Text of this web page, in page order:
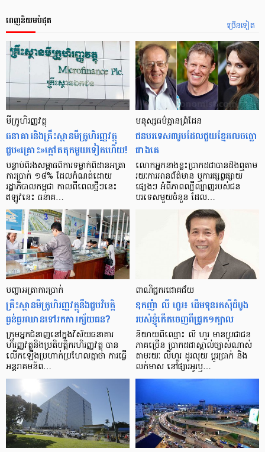
ច្រើនទៀត
ពេញនិយមបំផុត
មីក្រូ​ហិរញ្ញវត្ថុ
ធនាគារ​និង​គ្រឹះស្ថាន​មីក្រូ​ហិរញ្ញវត្ថុ​
ជួប«គ្រោះ»ក្តៅ​គគុក​មួយ​ទៀត​ហើយ!
បន្ទាប់​ពី​រង​សម្ពាធ​​ពី​ការ​ទម្លាក់​ពិដាន​អត្រា​
ការ​ប្រាក់ ១៨​% ដែល​កំណត់​ដោយ​
រដ្ឋាភិបាល​កម្ពុជា កាល​ពី​ពេល​ថ្មីៗ​នេះ
ឥឡូវ​នេះ ធនាគ…
មនុស្ស​ធម៌​គ្មាន​ព្រំដែន
ជន​បរទេស​៣​រូប​ដែល​ជួយ​ខ្មែរ​លេច​ធ្លោ​
ជាង​គេ
លោកអ្នក​នាង​ខ្លះ​ប្រាកដ​ជា​បាន​​ដឹង​ឮ​តាម​
រយៈ​ការ​អាន​ព័ត៌មាន ឬ​ការ​ផ្សព្វផ្សាយ​
ផ្សេងៗ អំពី​ភាព​ល្បីល្បាញ​របស់​ជន​
បរទេស​មួយ​ចំនួន ដែល…
បញ្ហា​អត្រា​ការប្រាក់
គ្រឹះស្ថាន​មីក្រូ​ហិរញ្ញវត្ថុ​នឹង​ជួប​វិបត្តិ​
ធ្ងន់ធ្ងរ​ឈាន​ទៅ​រក​ការ​ក្ស័យធន?
ក្រុម​អ្នក​ជំនាញ​នៅ​ក្នុង​វិស័យ​ធនាគារ
ហិរញ្ញវត្ថុ​និង​ប្រតិបត្តិករ​ហិរញ្ញ​វត្ថុ បាន​​
លើក​ឡើង​ប្រហាក់​ប្រហែល​គ្នា​ថា ការ​ធ្វើ​
អន្តរាគមន៍​ព…
ពាណិជ្ជករជោគជ័យ
ឧកញ៉ា លី ហួរ៖ ដើមទុនរកស៊ីដំបូង
របស់ខ្ញុំកើតចេញពីជ្រូក១ក្បាល
និយាយ​ពី​ឈ្មោះ លី ហួរ មាន​ប្រជាជន​
ភាគ​ច្រើន ប្រាកដ​ជា​ស្គាល់​ច្បាស់​ណាស់
តាមរយៈ លីហួរ ដូរ​លុយ ប្តូរ​បា្រក់ និង​
លក់​មាស នៅ​ផ្សារ​អូរ​ឫ…